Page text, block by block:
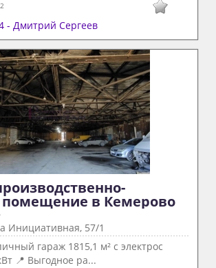
2
- Дмитрий Сергеев
помещение в Кемерово
Инициативная, 57/1
гараж 1815,1 м² с электрос
📍 Выгодное ра...